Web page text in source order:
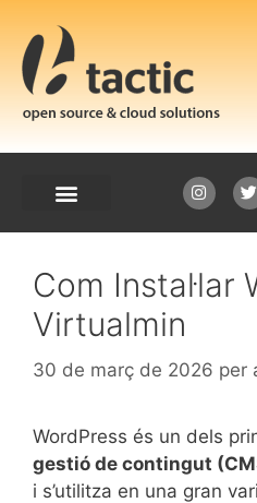
Com Instal·lar
Virtualmin
30 de març de 2026 per
WordPress és un dels
gestió de contingut
i s’utilitza en una gran